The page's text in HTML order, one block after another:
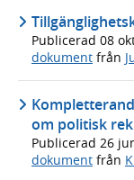
Publicerad 08
dokument från
om politisk
Publicerad 26
dokument från